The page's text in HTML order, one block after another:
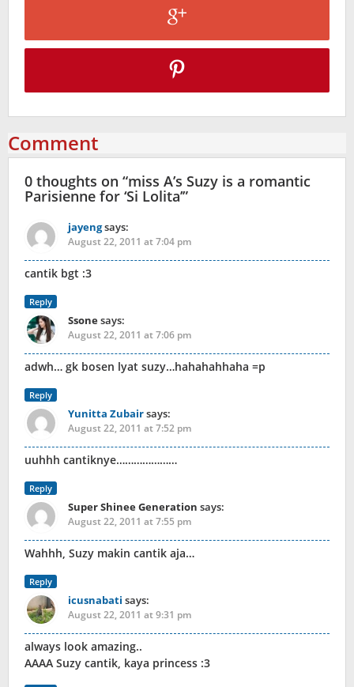
Comment
0 thoughts on “miss A’s Suzy is a romantic
Parisienne for ‘Si Lolita’”
jayengsays:
August 22, 2011 at 7:04 pm
cantik bgt :3
Reply
Ssonesays:
August 22, 2011 at 7:06 pm
adwh… gk bosen lyat suzy…hahahahhaha =p
Reply
Yunitta Zubairsays:
August 22, 2011 at 7:52 pm
uuhhh cantiknye…………………
Reply
Super Shinee Generation says:
August 22, 2011 at 7:55 pm
Wahhh, Suzy makin cantik aja…
Reply
icusnabati says:
August 22, 2011 at 9:31 pm
always look amazing..
AAAA Suzy cantik, kaya princess :3